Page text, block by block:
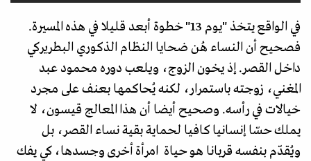
في الواقع يتخذ "يوم 13" خطوة أبعد قليلا في هذه المسيرة.
فصحيح أن النساء هُن ضحايا النظام الذكوري البطريركي
داخل القصر. إذ يخون الزوج، ويلعب دوره محمود عبد
المغني، زوجته باستمرار، لكنه يُحاكمها بعنف على مجرد
خيالات في رأسه. وصحيح أيضا أن هذا المعالج قيسون، لا
يملك حسّا إنسانيا كافيا لحماية بقية نساء القصر، بل
ويُقدّم بنفسه قربانا هو حياة امرأة أخرى وجسدها، كي يفك